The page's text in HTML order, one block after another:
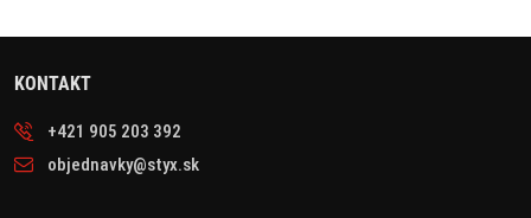
KONTAKT
+421 905 203 392
objednavky@styx.sk